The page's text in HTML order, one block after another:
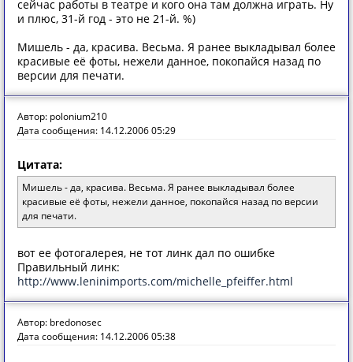
сейчас работы в театре и кого она там должна играть. Ну
и плюс, 31-й год - это не 21-й. %)
Мишель - да, красива. Весьма. Я ранее выкладывал более
красивые её фоты, нежели данное, покопайся назад по
версии для печати.
Автор: polonium210
Дата сообщения: 14.12.2006 05:29
Цитата:
Мишель - да, красива. Весьма. Я ранее выкладывал более
красивые её фоты, нежели данное, покопайся назад по версии
для печати.
вот ее фотогалерея, не тот линк дал по ошибке
Правильный линк:
http://www.leninimports.com/michelle_pfeiffer.html
Автор: bredonosec
Дата сообщения: 14.12.2006 05:38